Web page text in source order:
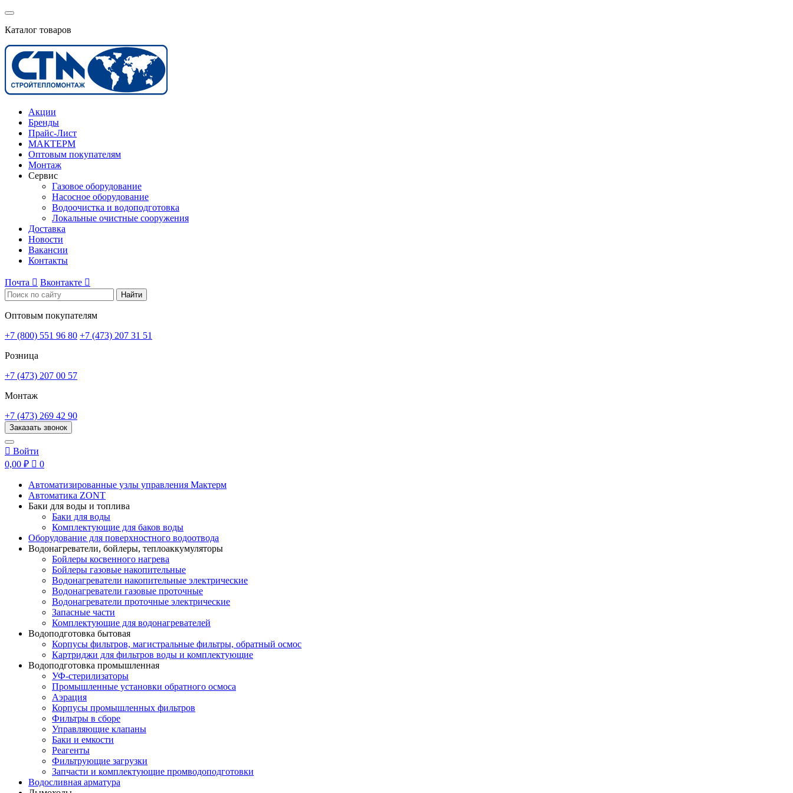
Каталог товаров
Акции
Бренды
Прайс-Лист
МАКТЕРМ
Оптовым покупателям
Монтаж
Сервис
Газовое оборудование
Насосное оборудование
Водоочистка и водоподготовка
Локальные очистные сооружения
Доставка
Новости
Вакансии
Контакты
Почта  Вконтакте 
Найти
Оптовым покупателям
+7 (800) 551 96 80 +7 (473) 207 31 51
Розница
+7 (473) 207 00 57
Монтаж
+7 (473) 269 42 90
Заказать звонок
 Войти
0,00 ₽  0
Автоматизированные узлы управления Мактерм
Автоматика ZONT
Баки для воды и топлива
Баки для воды
Комплектующие для баков воды
Оборудование для поверхностного водоотвода
Водонагреватели, бойлеры, теплоаккумуляторы
Бойлеры косвенного нагрева
Бойлеры газовые накопительные
Водонагреватели накопительные электрические
Водонагреватели газовые проточные
Водонагреватели проточные электрические
Запасные части
Комплектующие для водонагревателей
Водоподготовка бытовая
Корпусы фильтров, магистральные фильтры, обратный осмос
Картриджи для фильтров воды и комплектующие
Водоподготовка промышленная
УФ-стерилизаторы
Промышленные установки обратного осмоса
Аэрация
Корпусы промышленных фильтров
Фильтры в сборе
Управляющие клапаны
Баки и емкости
Реагенты
Фильтрующие загрузки
Запчасти и комплектующие промводоподготовки
Водосливная арматура